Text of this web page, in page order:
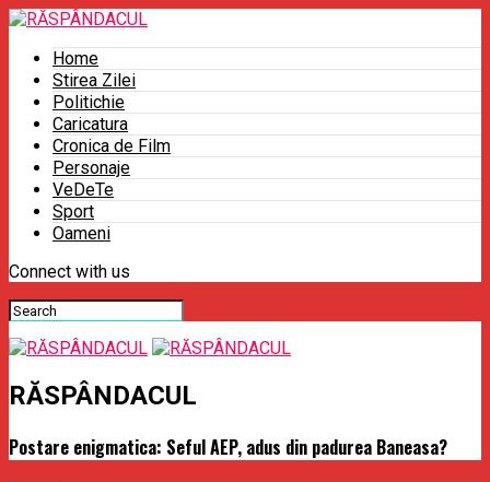
Home
Stirea Zilei
Politichie
Caricatura
Cronica de Film
Personaje
VeDeTe
Sport
Oameni
Connect with us
RĂSPÂNDACUL
Postare enigmatica: Seful AEP, adus din padurea Baneasa?